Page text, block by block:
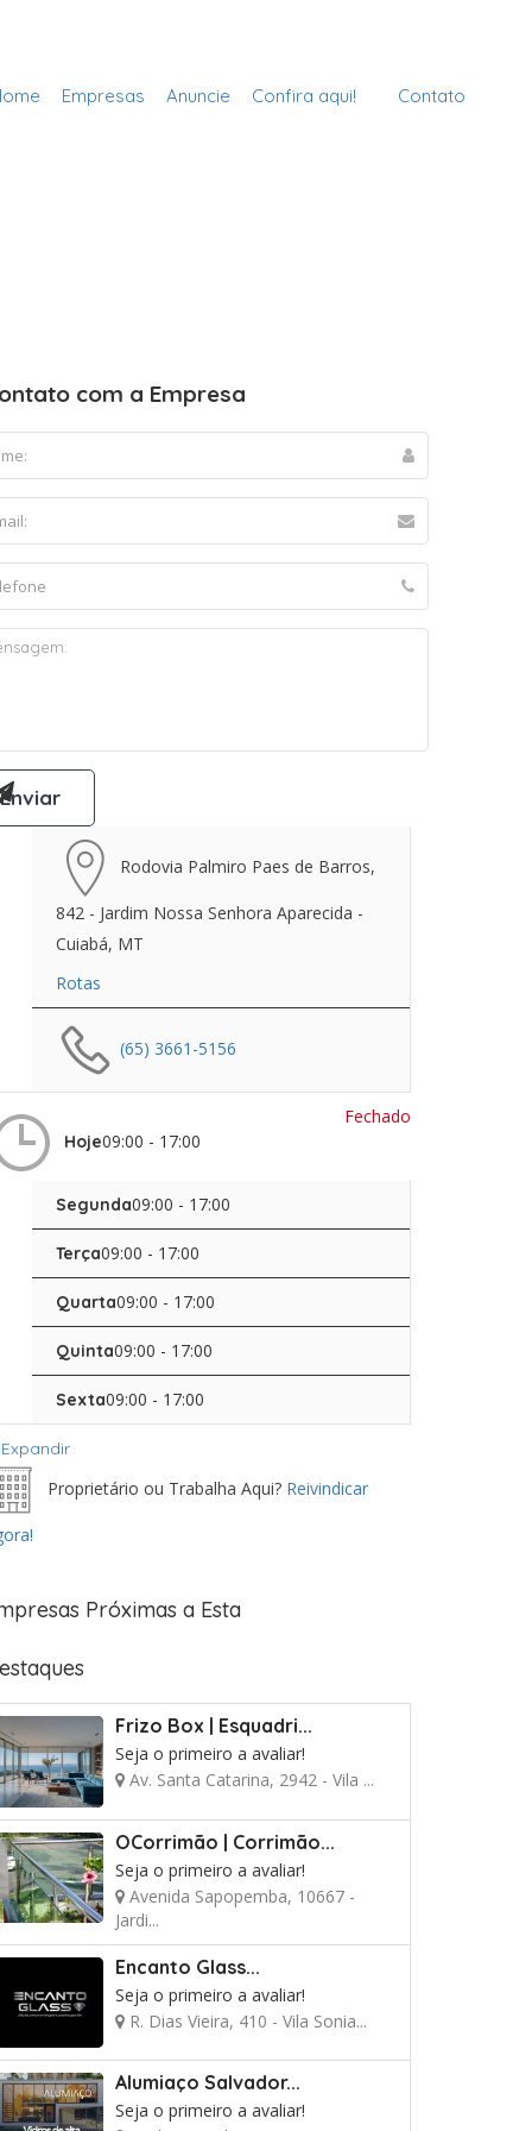
Empresas Anuncie Confira aqui! Contato
com a Empresa
Rodovia Palmiro Paes de Barros,
842 - Jardim Nossa Senhora Aparecida -
Cuiabá, MT
Rotas
(65) 3661-5156
Hoje
Fechado
09:00 - 17:00
Segunda09:00 - 17:00
Terça09:00 - 17:00
Quarta09:00 - 17:00
Quinta09:00 - 17:00
Sexta09:00 - 17:00
Proprietário ou Trabalha Aqui? Reivindicar
Próximas a Esta
Frizo Box | Esquadri...
Seja o primeiro a avaliar!
Av. Santa Catarina, 2942 - Vila ...
OCorrimão | Corrimão...
Seja o primeiro a avaliar!
Avenida Sapopemba, 10667 -
Jardi...
Encanto Glass...
Seja o primeiro a avaliar!
R. Dias Vieira, 410 - Vila Sonia...
Alumiaço Salvador...
Seja o primeiro a avaliar!